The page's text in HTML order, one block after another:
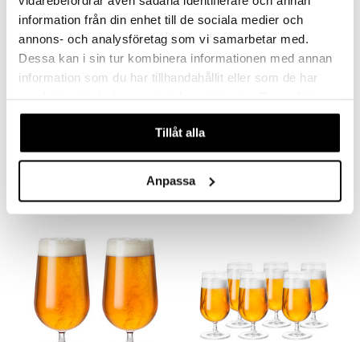
information från din enhet till de sociala medier och
annons- och analysföretag som vi samarbetar med.
Dessa kan i sin tur kombinera informationen med annan
information som du har tillhandahållit eller som de har
våra cookies vid fortsatt användande av vår webbplats.
Tillåt alla
Anpassa
ROSENDAHL
16,80